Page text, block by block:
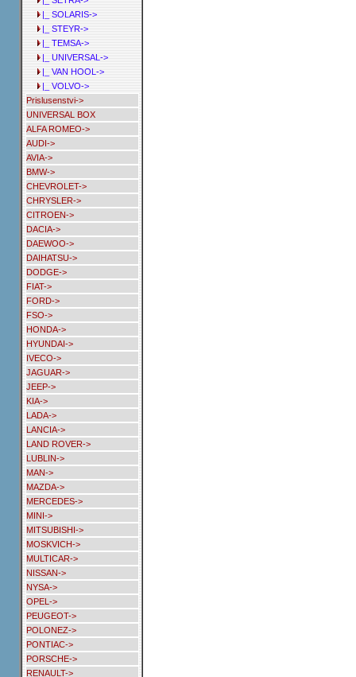
|_ SOLARIS->
|_ STEYR->
|_ TEMSA->
|_ UNIVERSAL->
|_ VAN HOOL->
|_ VOLVO->
Prislusenstvi->
UNIVERSAL BOX
ALFA ROMEO->
AUDI->
AVIA->
BMW->
CHEVROLET->
CHRYSLER->
CITROEN->
DACIA->
DAEWOO->
DAIHATSU->
DODGE->
FIAT->
FORD->
FSO->
HONDA->
HYUNDAI->
IVECO->
JAGUAR->
JEEP->
KIA->
LADA->
LANCIA->
LAND ROVER->
LUBLIN->
MAN->
MAZDA->
MERCEDES->
MINI->
MITSUBISHI->
MOSKVICH->
MULTICAR->
NISSAN->
NYSA->
OPEL->
PEUGEOT->
POLONEZ->
PONTIAC->
PORSCHE->
RENAULT->